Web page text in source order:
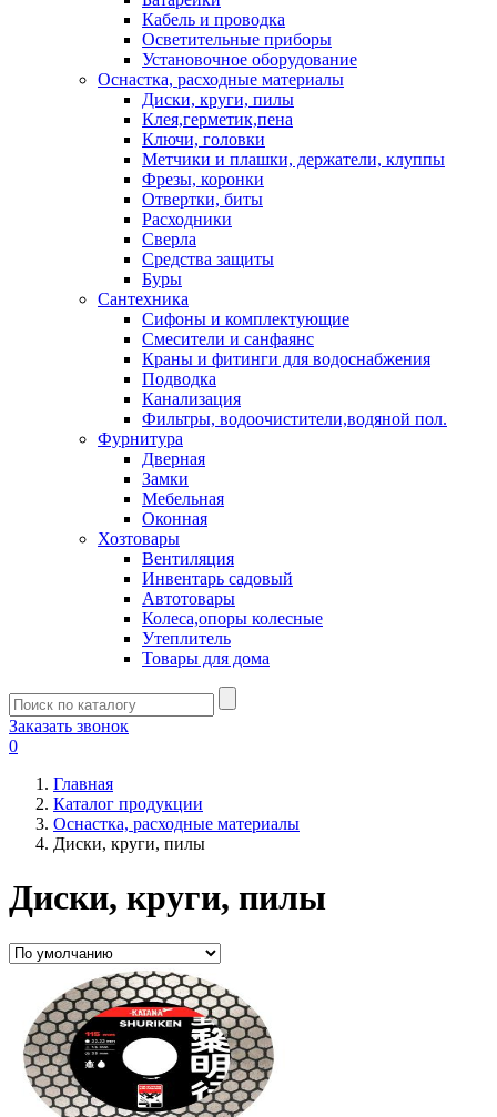
Кабель и проводка
Осветительные приборы
Установочное оборудование
Оснастка, расходные материалы
Диски, круги, пилы
Клея,герметик,пена
Ключи, головки
Метчики и плашки, держатели, клуппы
Фрезы, коронки
Отвертки, биты
Расходники
Сверла
Средства защиты
Буры
Сантехника
Сифоны и комплектующие
Смесители и санфаянс
Краны и фитинги для водоснабжения
Подводка
Канализация
Фильтры, водоочистители,водяной пол.
Фурнитура
Дверная
Замки
Мебельная
Оконная
Хозтовары
Вентиляция
Инвентарь садовый
Автотовары
Колеса,опоры колесные
Утеплитель
Товары для дома
Заказать звонок
0
Главная
Каталог продукции
Оснастка, расходные материалы
Диски, круги, пилы
Диски, круги, пилы